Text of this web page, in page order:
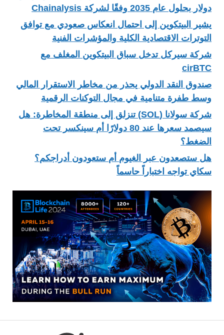
دولار بحلول عام 2035 وفقًا لشركة Chainalysis
يشير البيتكوين إلى احتمال انعكاس صعودي مع توافق
التوترات الاقتصادية الكلية والمؤشرات الفنية
شركة سيركل تدخل سباق البيتكوين المغلف مع
cirBTC
صندوق النقد الدولي يحذر من مخاطر الاستقرار المالي
وسط طفرة متنامية في مجال التوكنات الرقمية
شركة سولانا (SOL) تنزلق إلى منطقة المخاطرة: هل
سيصمد سعرها عند 80 دولارًا أم سينكسر تحت
الضغط؟
هل ستصعدون عبر الغيوم أم ستعودون أدراجكم؟
سكاي تواجه اختباراً حاسماً